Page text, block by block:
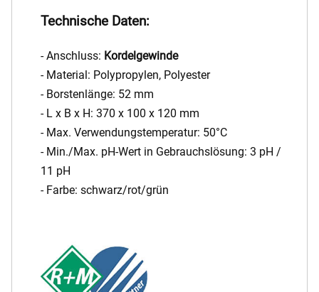
Technische Daten:
- Anschluss: Kordelgewinde
- Material: Polypropylen, Polyester
- Borstenlänge: 52 mm
- L x B x H: 370 x 100 x 120 mm
- Max. Verwendungstemperatur: 50°C
- Min./Max. pH-Wert in Gebrauchslösung: 3 pH /
11 pH
- Farbe: schwarz/rot/grün